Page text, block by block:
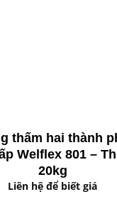
thấm hai thành
Welflex 801 –
20kg
Liên hệ để biết giá